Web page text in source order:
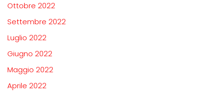
Ottobre 2022
Settembre 2022
Luglio 2022
Giugno 2022
Maggio 2022
Aprile 2022